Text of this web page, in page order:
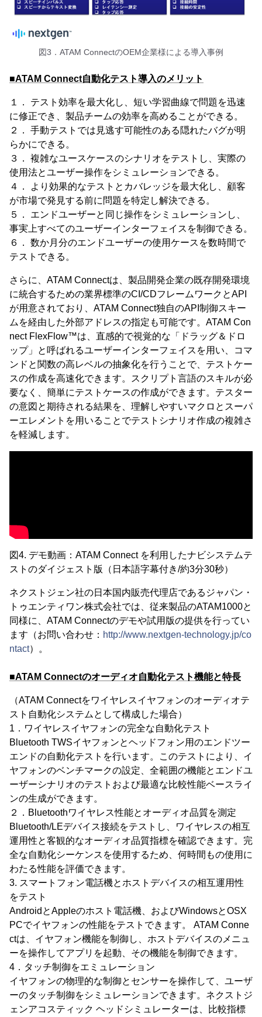
図3．ATAM ConnectのOEM企業様による導入事例
■ATAM Connect自動化テスト導入のメリット
１． テスト効率を最大化し、短い学習曲線で問題を迅速
に修正でき、製品チームの効率を高めることができる。
２． 手動テストでは見逃す可能性のある隠れたバグが明
らかにできる。
３． 複雑なユースケースのシナリオをテストし、実際の
使用法とユーザー操作をシミュレーションできる。
４． より効果的なテストとカバレッジを最大化し、顧客
が市場で発見する前に問題を特定し解決できる。
５． エンドユーザーと同じ操作をシミュレーションし、
事実上すべてのユーザーインターフェイスを制御できる。
６． 数か月分のエンドユーザーの使用ケースを数時間で
テストできる。
さらに、ATAM Connectは、製品開発企業の既存開発環境
に統合するための業界標準のCI/CDフレームワークとAPI
が用意されており、ATAM Connect独自のAPI制御スキー
ムを経由した外部アドレスの指定も可能です。ATAM Con
nect FlexFlow™は、直感的で視覚的な「ドラッグ＆ドロ
ップ」と呼ばれるユーザーインターフェイスを用い、コマ
ンドと関数の高レベルの抽象化を行うことで、テストケー
スの作成を高速化できます。スクリプト言語のスキルが必
要なく、簡単にテストケースの作成ができます。テスター
の意図と期待される結果を、理解しやすいマクロとスーパ
ーエレメントを用いることでテストシナリオ作成の複雑さ
を軽減します。
図4. デモ動画：ATAM Connect を利用したナビシステムテ
ストのダイジェスト版（日本語字幕付き/約3分30秒）
ネクストジェン社の日本国内販売代理店であるジャパン・
トゥエンティワン株式会社では、従来製品のATAM1000と
同様に、ATAM Connectのデモや試用版の提供を行ってい
ます（お問い合わせ： http://www.nextgen-technology.jp/co
ntact）。
■ATAM Connectのオーディオ自動化テスト機能と特長
（ATAM Connectをワイヤレスイヤフォンのオーディオテ
スト自動化システムとして構成した場合）
1．ワイヤレスイヤフォンの完全な自動化テスト
Bluetooth TWSイヤフォンとヘッドフォン用のエンドツー
エンドの自動化テストを行います。このテストにより、イ
ヤフォンのベンチマークの設定、全範囲の機能とエンドユ
ーザーシナリオのテストおよび最適な比較性能ベースライ
ンの生成ができます。
２．Bluetoothワイヤレス性能とオーディオ品質を測定
Bluetooth/LEデバイス接続をテストし、ワイヤレスの相互
運用性と客観的なオーディオ品質指標を確認できます。完
全な自動化シーケンスを使用するため、何時間もの使用に
わたる性能を評価できます。
3. スマートフォン電話機とホストデバイスの相互運用性
をテスト
AndroidとAppleのホスト電話機、およびWindowsとOSX
PCでイヤフォンの性能をテストできます。 ATAM Conne
ctは、イヤフォン機能を制御し、ホストデバイスのメニュ
ーを操作してアプリを起動、その機能を制御できます。
4．タッチ制御をエミュレーション
イヤフォンの物理的な制御とセンサーを操作して、ユーザ
ーのタッチ制御をシミュレーションできます。ネクストジ
ェンアコスティック ヘッドシミュレーターは、比較指標